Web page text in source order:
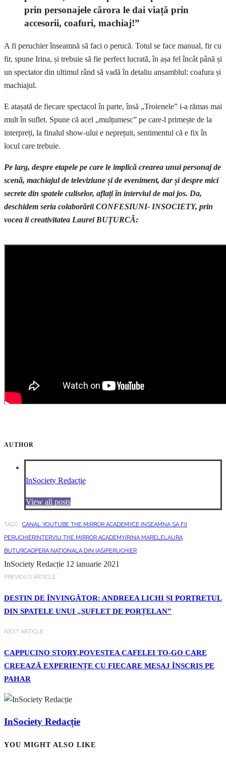
prin personajele cărora le dai viață prin
accesorii, coafuri, machiaj!”
A fi peruchier înseamnă să faci o perucă. Totul se face manual, fir cu
fir, spune Irina, și trebuie să fie perfect lucrată, în așa fel încât până și
un spectator din ultimul rând să vadă în detaliu ansamblul: coafura și
machiajul.
E atașată de fiecare spectacol în parte, însă „Troienele” i-a rămas mai
mult în suflet. Spune că acel „mulțumesc” pe care-l primește de la
interpreți, la finalul show-ului e neprețuit, sentimentul că e fix în
locul care trebuie.
Pe larg, despre etapele pe care le implică crearea unui personaj de
scenă, machiajul de televiziune și de eveniment, dar și despre mici
secrete din spatele culiselor, aflați în interviul de mai jos. Da,
deschidem seria colaborării CONFESIUNI- INSOCIETY, prin
vocea li creativitatea Laurei BUȚURCĂ:
AUTHOR
InSociety Redacție
View all posts
TAGS : CANAL YOUTUBE THE MIRROR ACADEMYCE INSEAMNA SA FII
PERUCHIERINTERVIU THE MIRROR ACADEMYIRINA MARELELAURA
BUTURCAOPERA NATIONALA DIN IASIPERUCHIER
InSociety Redacție 12 ianuarie 2021
PREVIOUS ARTICLE
DESTIN DE ÎNVINGĂTOR: ANDREEA LICHI ȘI PORTRETUL
DIN SPATELE UNUI „SUFLET DE PORȚELAN”
NEXT ARTICLE
CAPPUCINO STORY,POVESTEA CAFELEI TO-GO CARE
CREEAZĂ EXPERIENȚE CU FIECARE MESAJ ÎNSCRIS PE
PAHAR
InSociety Redacție
YOU MIGHT ALSO LIKE